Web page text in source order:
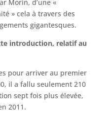
Morin, d’une «
» cela à travers des
gigantesques.
introduction, relatif au
pour arriver au premier
il a fallu seulement 210
sept fois plus élevée,
2011.